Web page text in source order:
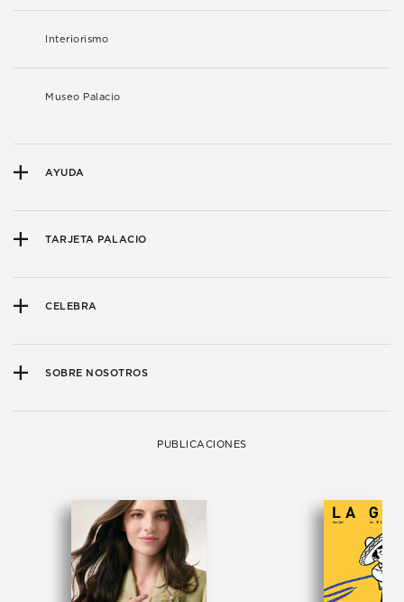
Interiorismo
Museo Palacio
AYUDA
TARJETA PALACIO
CELEBRA
SOBRE NOSOTROS
PUBLICACIONES